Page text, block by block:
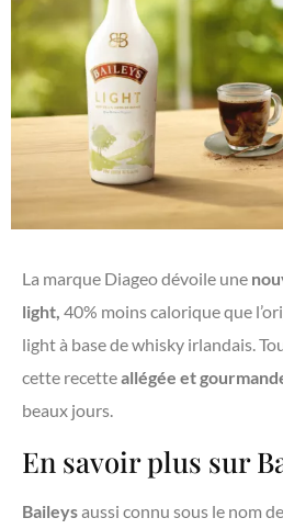
La marque Diageo dévoile une
light, 40% moins calorique que
light à base de whisky irlandais.
cette recetteallégée et
beaux jours.
En savoir plus sur
Baileysaussi connu sous le nom